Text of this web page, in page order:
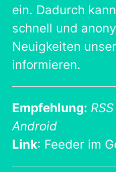
ein. Dadurch
schnell und
Neuigkeiten
informieren.
Empfehlung:
Android
Link: Feeder im